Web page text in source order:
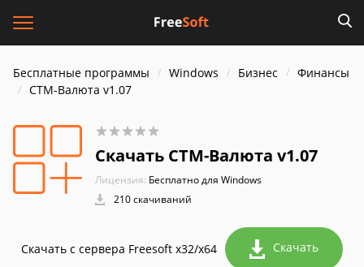
Бесплатные программы Windows Бизнес
Финансы
СТМ-Валюта v1.07
Скачать СТМ-Валюта v1.07
Лицензия: Бесплатно для Windows
210 скачиваний
Скачать с сервера Freesoft x32/x64 Скачать